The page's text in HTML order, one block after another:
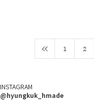
<< 1 2
INSTAGRAM
@hyungkuk_hmade